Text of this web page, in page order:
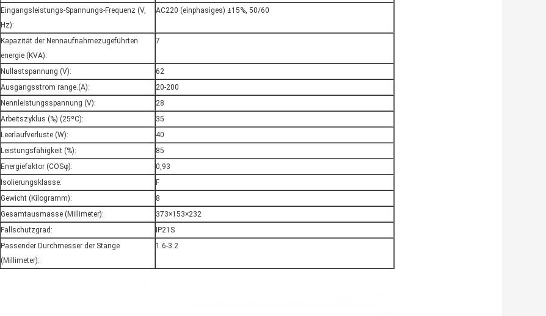
Eingangsleistungs-Spannungs-Frequenz (V,
Hz):
AC220 (einphasiges) ±15%, 50/60
Kapazität der Nennaufnahmezugeführten
energie (KVA):
7
Nullastspannung (V):
62
Ausgangsstrom range.(A):
20-200
Nennleistungsspannung (V):
28
Arbeitszyklus (%) (25ºC):
35
Leerlaufverluste (W):
40
Leistungsfähigkeit (%):
85
Energiefaktor (COSφ):
0,93
Isolierungsklasse:
F
Gewicht (Kilogramm):
8
Gesamtausmasse (Millimeter):
373×153×232
Fallschutzgrad:
IP21S
Passender Durchmesser der Stange
(Millimeter):
1.6-3.2